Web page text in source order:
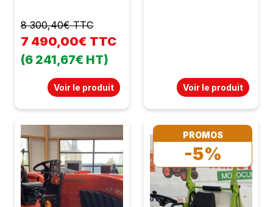
8 300,40€ TTC
7 490,00€ TTC
(6 241,67€ HT)
Voir le produit Voir le produit
PROMOS
-5%